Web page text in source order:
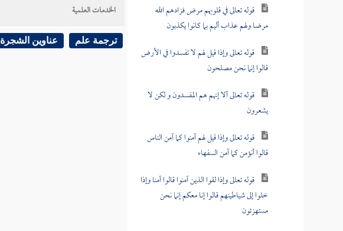
قوله تعالى في قلوبهم مرض فزادهم الله
مرضا ولهم عذاب أليم بما كانوا يكذبون
قوله تعالى وإذا قيل لهم لا تفسدوا في الأرض
قالوا إنما نحن مصلحون
قوله تعالى ألا إنهم هم المفسدون و لكن لا
يشعرون
قوله تعالى وإذا قيل لهم آمنوا كما آمن الناس
قالوا أنؤمن كما آمن السفهاء
قوله تعالى وإذا لقوا الذين آمنوا قالوا آمنا وإذا
خلوا إلى شياطينهم قالوا إنا معكم إنما نحن
مستهزئون
الخدمات العلمية
ترجمة علم عناوين الشجرة